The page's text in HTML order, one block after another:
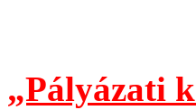
„Pályázati